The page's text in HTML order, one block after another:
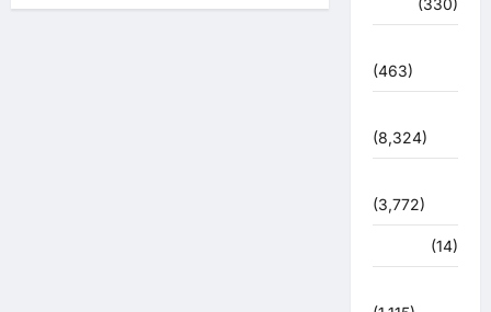
(330)
(463)
(8,324)
(3,772)
(14)